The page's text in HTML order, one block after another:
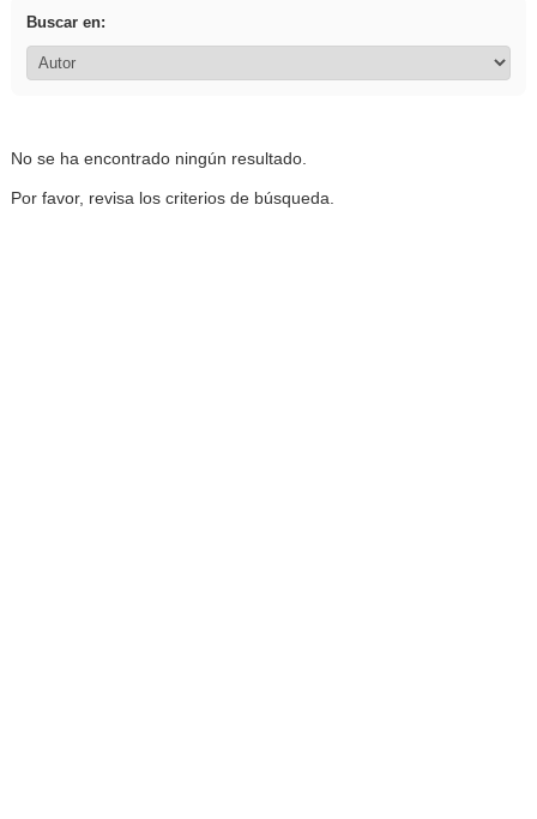
Buscar en:
No se ha encontrado ningún resultado.
Por favor, revisa los criterios de búsqueda.